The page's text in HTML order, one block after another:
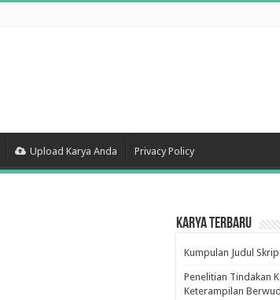
Upload Karya Anda Privacy Policy
Karya Terbaru
Kumpulan Judul
Penelitian Tindakan
Keterampilan